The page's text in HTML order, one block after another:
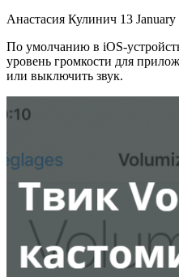
Анастасия Кулинич 13
По умолчанию в iOS-
уровень громкости для
или выключить звук.